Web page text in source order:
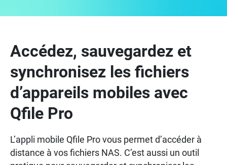
Accédez, sauvegardez et
synchronisez les fichiers
d’appareils mobiles avec
Qfile Pro
L’appli mobile Qfile Pro vous permet d’accéder à
distance à vos fichiers NAS. C’est aussi un outil